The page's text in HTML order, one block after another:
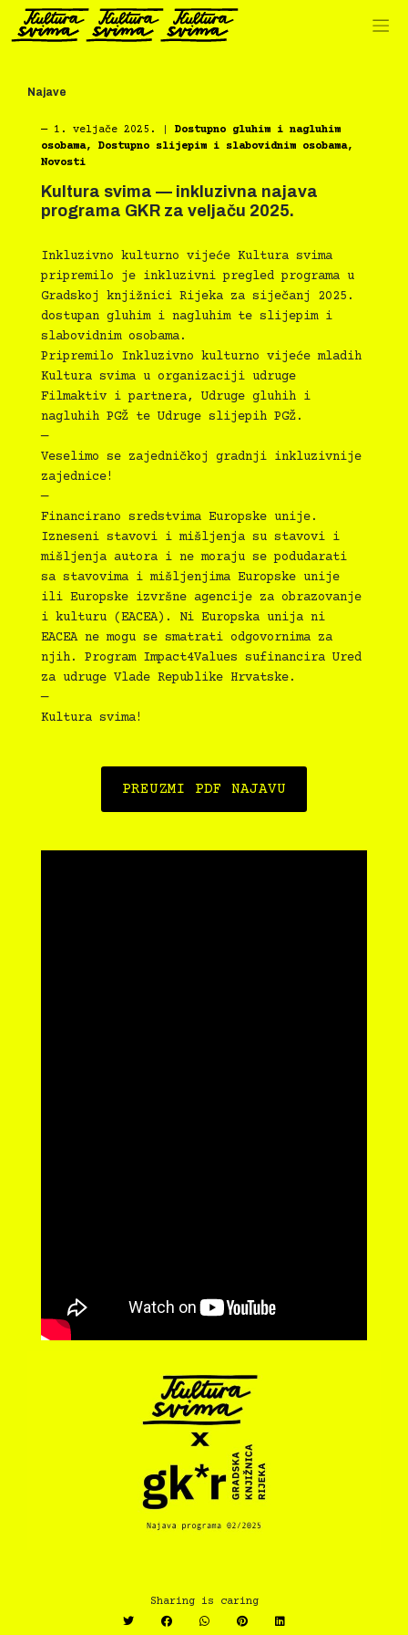
Preskoči
sadržaj
Najave
― 1. veljače 2025.
Dostupno gluhim i nagluhim
osobama, Dostupno slijepim i slabovidnim osobama,
Novosti
Kultura svima — inkluzivna najava
programa GKR za veljaču 2025.
Inkluzivno kulturno vijeće Kultura svima
pripremilo je inkluzivni pregled programa u
Gradskoj knjižnici Rijeka za siječanj 2025.
dostupan gluhim i nagluhim te slijepim i
slabovidnim osobama.
Pripremilo Inkluzivno kulturno vijeće mladih
Kultura svima u organizaciji udruge
Filmaktiv i partnera, Udruge gluhih i
nagluhih PGŽ te Udruge slijepih PGŽ.
—
Veselimo se zajedničkoj gradnji inkluzivnije
zajednice!
—
Financirano sredstvima Europske unije.
Izneseni stavovi i mišljenja su stavovi i
mišljenja autora i ne moraju se podudarati
sa stavovima i mišljenjima Europske unije
ili Europske izvršne agencije za obrazovanje
i kulturu (EACEA). Ni Europska unija ni
EACEA ne mogu se smatrati odgovornima za
njih. Program Impact4Values sufinancira Ured
za udruge Vlade Republike Hrvatske.
—
Kultura svima!
PREUZMI PDF NAJAVU
Sharing is caring